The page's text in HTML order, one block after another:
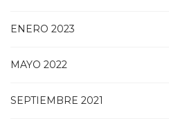
ENERO 2023
MAYO 2022
SEPTIEMBRE 2021